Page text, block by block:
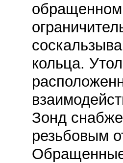
обращенном
кольца.
Зонд
резьбовым
Обращенные